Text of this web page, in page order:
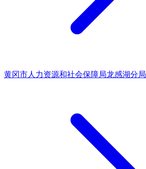
黄冈市人力资源和社会保障局龙感湖分局